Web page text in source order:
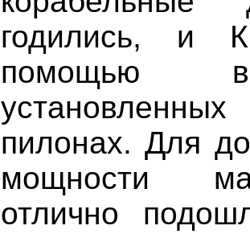
годились, и
помощью
пилонах. Для
мощности
отлично